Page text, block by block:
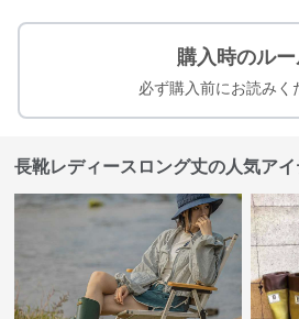
購入時のル
必ず購入前にお読みく
長靴レディースロング丈の人気アイ